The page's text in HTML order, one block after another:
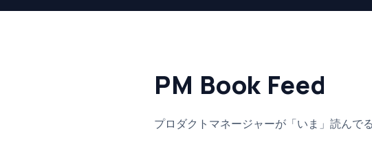
PM Book Feed
プロダクトマネージャーが「いま」 読んで